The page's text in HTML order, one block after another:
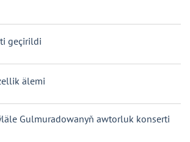
geçirildi
älemi
Gulmuradowanyň awtorluk konserti